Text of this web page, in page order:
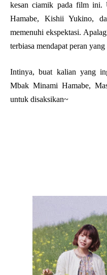
kesan ciamik pada film ini.
Hamabe, Kishii Yukino,
memenuhi ekspektasi.
terbiasa mendapat peran
Intinya, buat kalian yang
Mbak Minami Hamabe,
untuk disaksikan~